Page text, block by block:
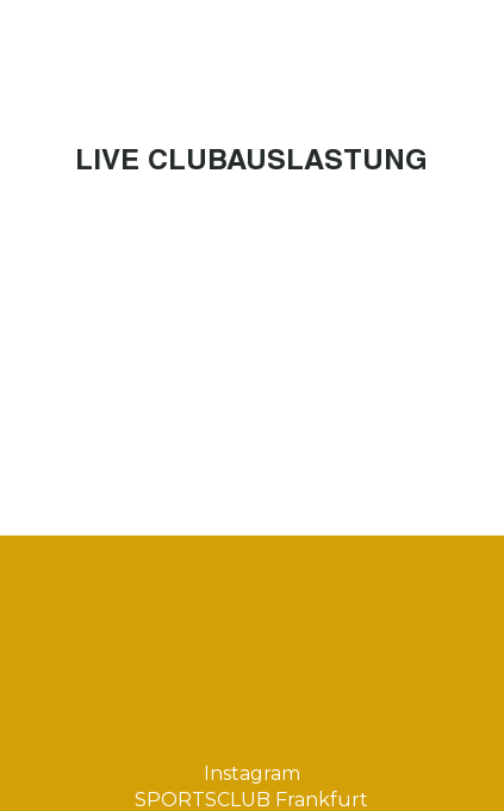
LIVE CLUBAUSLASTUNG
Instagram
SPORTSCLUB Frankfurt